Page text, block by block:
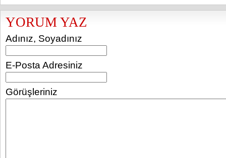
YORUM YAZ
Adınız, Soyadınız
E-Posta Adresiniz
Görüşleriniz